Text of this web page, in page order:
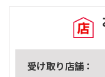
受け取り店舗：